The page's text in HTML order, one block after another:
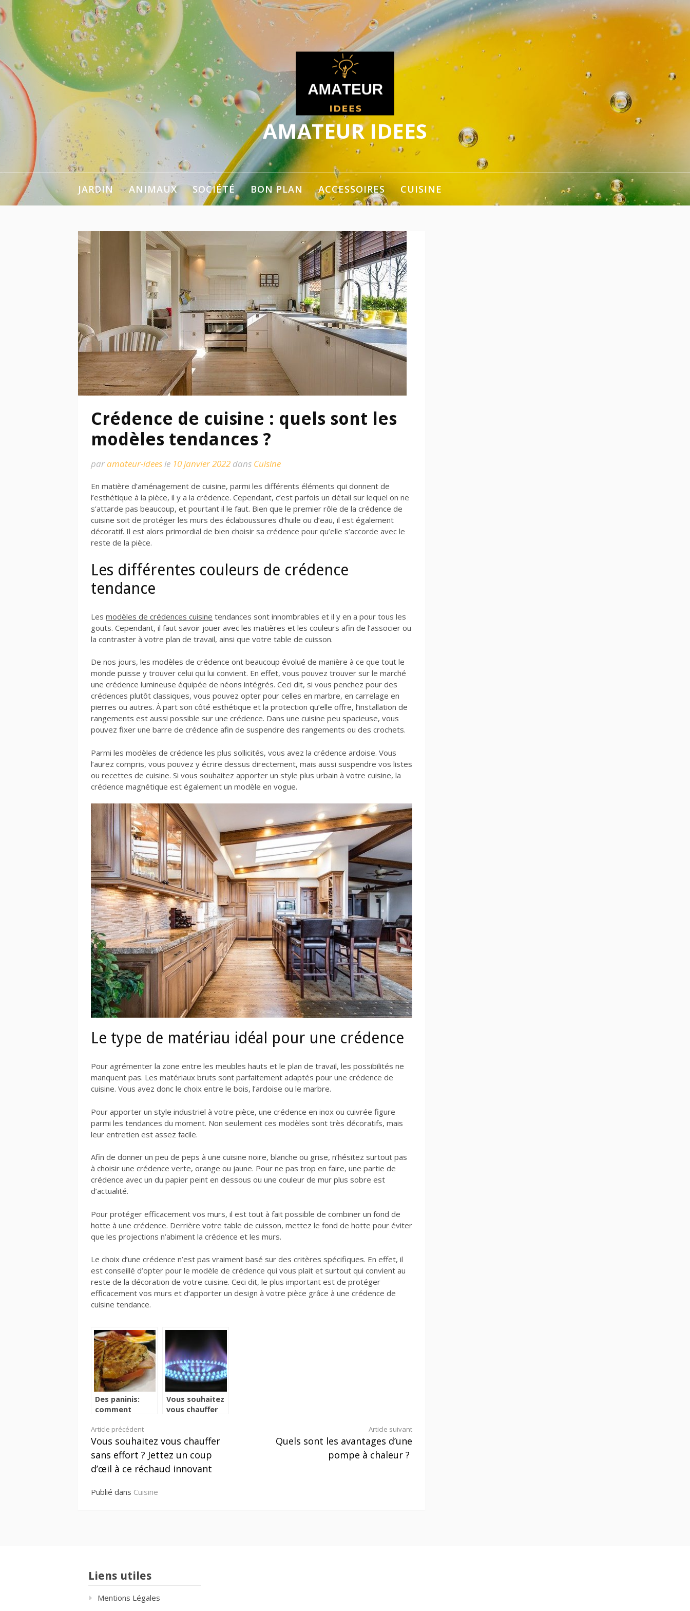
Aller
au
contenu
AMATEUR IDEES
Pour se changer les idées
JARDIN ANIMAUX SOCIÉTÉ BON PLAN ACCESSOIRES CUISINE
Crédence de cuisine : quels sont les
modèles tendances ?
paramateur-ideesle 10 janvier 2022 dans Cuisine
En matière d’aménagement de cuisine, parmi les différents éléments qui donnent de
l’esthétique à la pièce, il y a la crédence. Cependant, c’est parfois un détail sur lequel on ne
s’attarde pas beaucoup, et pourtant il le faut. Bien que le premier rôle de la crédence de
cuisine soit de protéger les murs des éclaboussures d’huile ou d’eau, il est également
décoratif. Il est alors primordial de bien choisir sa crédence pour qu’elle s’accorde avec le
reste de la pièce.
Les différentes couleurs de crédence
tendance
Les modèles de crédences cuisine tendances sont innombrables et il y en a pour tous les
gouts. Cependant, il faut savoir jouer avec les matières et les couleurs afin de l’associer ou
la contraster à votre plan de travail, ainsi que votre table de cuisson.
De nos jours, les modèles de crédence ont beaucoup évolué de manière à ce que tout le
monde puisse y trouver celui qui lui convient. En effet, vous pouvez trouver sur le marché
une crédence lumineuse équipée de néons intégrés. Ceci dit, si vous penchez pour des
crédences plutôt classiques, vous pouvez opter pour celles en marbre, en carrelage en
pierres ou autres. À part son côté esthétique et la protection qu’elle offre, l’installation de
rangements est aussi possible sur une crédence. Dans une cuisine peu spacieuse, vous
pouvez fixer une barre de crédence afin de suspendre des rangements ou des crochets.
Parmi les modèles de crédence les plus sollicités, vous avez la crédence ardoise. Vous
l’aurez compris, vous pouvez y écrire dessus directement, mais aussi suspendre vos listes
ou recettes de cuisine. Si vous souhaitez apporter un style plus urbain à votre cuisine, la
crédence magnétique est également un modèle en vogue.
Le type de matériau idéal pour une crédence
Pour agrémenter la zone entre les meubles hauts et le plan de travail, les possibilités ne
manquent pas. Les matériaux bruts sont parfaitement adaptés pour une crédence de
cuisine. Vous avez donc le choix entre le bois, l’ardoise ou le marbre.
Pour apporter un style industriel à votre pièce, une crédence en inox ou cuivrée figure
parmi les tendances du moment. Non seulement ces modèles sont très décoratifs, mais
leur entretien est assez facile.
Afin de donner un peu de peps à une cuisine noire, blanche ou grise, n’hésitez surtout pas
à choisir une crédence verte, orange ou jaune. Pour ne pas trop en faire, une partie de
crédence avec un du papier peint en dessous ou une couleur de mur plus sobre est
d’actualité.
Pour protéger efficacement vos murs, il est tout à fait possible de combiner un fond de
hotte à une crédence. Derrière votre table de cuisson, mettez le fond de hotte pour éviter
que les projections n’abiment la crédence et les murs.
Le choix d’une crédence n’est pas vraiment basé sur des critères spécifiques. En effet, il
est conseillé d’opter pour le modèle de crédence qui vous plait et surtout qui convient au
reste de la décoration de votre cuisine. Ceci dit, le plus important est de protéger
efficacement vos murs et d’apporter un design à votre pièce grâce à une crédence de
cuisine tendance.
Des paninis:
comment
délicieux
sandwichs?
Vous souhaitez
vous chauffer
d’œil à ce
innovant
Lire
la
suite
Article précédent
Vous souhaitez vous chauffer
sans effort ? Jettez un coup
d’œil à ce réchaud innovant
Article suivant
Quels sont les avantages d’une
pompe à chaleur ?
Publié dans Cuisine
Liens utiles
Mentions Légales